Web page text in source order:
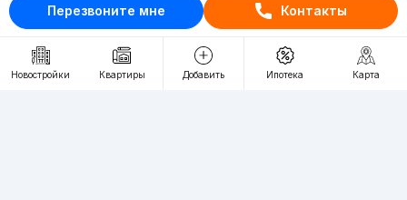
Перезвоните мне Контакты
Новостройки Квартиры Добавить Ипотека Карта
Контакты
О проекте
Проект компании Webnow ©